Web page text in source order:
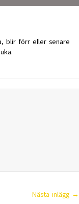
blir förr eller senare
Nästa inlägg →